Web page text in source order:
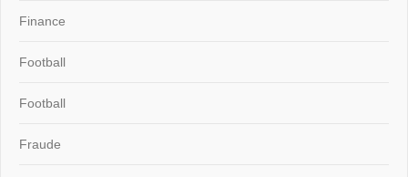
Finance
Football
Football
Fraude